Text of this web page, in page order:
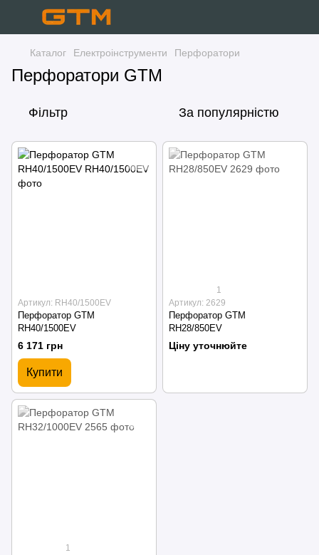
Каталог Електроінструменти Перфоратори
Перфоратори GTM
Фільтр За популярністю
Артикул: RH40/1500EV
Перфоратор GTM
RH40/1500EV
6 171 грн
Купити
1
Артикул: 2629
Перфоратор GTM
RH28/850EV
Ціну уточнюйте
1